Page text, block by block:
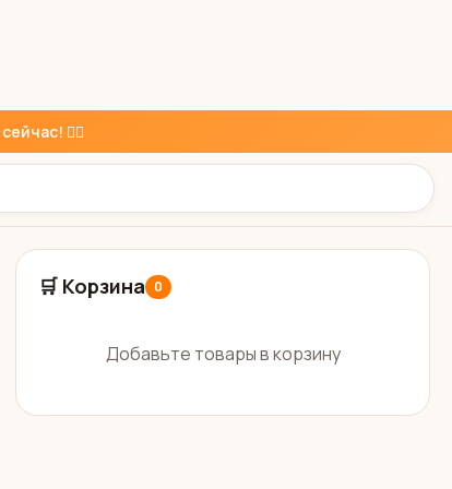
👇🏼
🛒 Корзина 0
Добавьте товары в корзину